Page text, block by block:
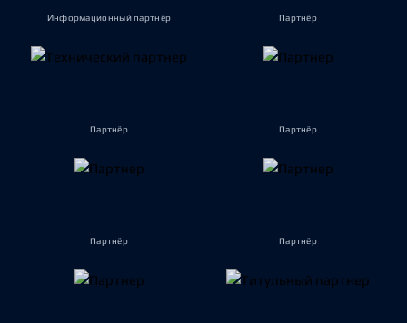
Информационный партнёр Партнёр
Партнёр Партнёр
Партнёр Партнёр